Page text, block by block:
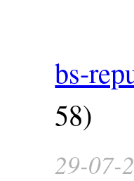
bs-
58)
29-07-